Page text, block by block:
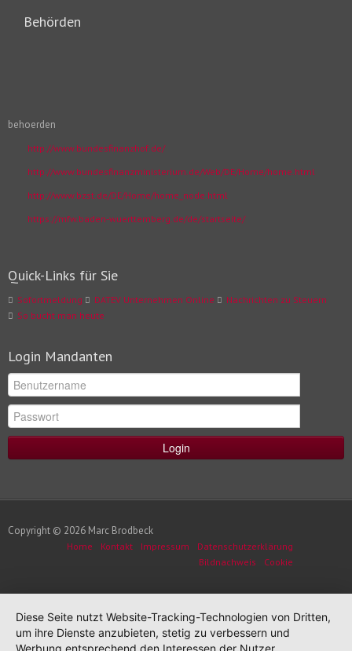
Behörden
behoerden
http://www.bundesfinanzhof.de/
http://www.bundesfinanzministerium.de/Web/DE/Home/home.html
http://www.bzst.de/DE/Home/home_node.html
https://mfw.baden-wuerttemberg.de/de/startseite/
Quick-Links für Sie
Sofortmeldung DATEV Unternehmen Online
Nachrichten zu Steuern
So bucht man heute
Login Mandanten
Login
Copyright © 2026 Marc Brodbeck
Home Kontakt Impressum
Datenschutzerklärung
Bildnachweis
Cookie
Diese Seite nutzt Website-Tracking-Technologien von Dritten,
um ihre Dienste anzubieten, stetig zu verbessern und
Werbung entsprechend den Interessen der Nutzer